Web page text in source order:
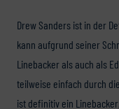
Drew Sanders ist in der
kann aufgrund seiner
Linebacker als auch als
teilweise einfach durch
ist definitiv ein